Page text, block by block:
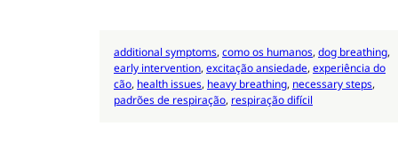
additional symptoms, como os humanos, dog breathing
early intervention, excitação ansiedade, experiência do
cão, health issues, heavy breathing, necessary steps
padrões de respiração, respiração difícil